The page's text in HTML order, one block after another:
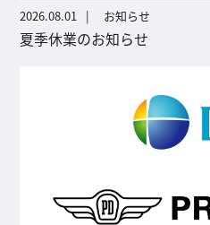
2026.08.01 お知らせ
夏季休業のお知らせ